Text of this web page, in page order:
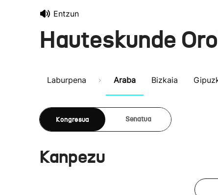
Entzun
Hauteskunde
Laburpena Araba Bizkaia
Kongresua Senatua
Kanpezu